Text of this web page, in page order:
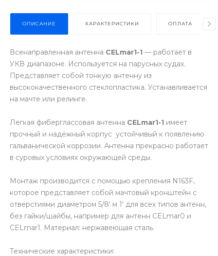
ОПИСАНИЕ ХАРАКТЕРИСТИКИ ОПЛАТА
Всенаправленная антенна CELmar1-1 — работает в
УКВ диапазоне. Используется на парусных судах.
Представляет собой тонкую антенну из
высококачественного стеклопластика. Устанавливается
на мачте или релинге.
Легкая фиберглассовая антенна CELmar1-1 имеет
прочный и надёжный корпус устойчивый к появлению
гальванической коррозии. Антенна прекрасно работает
в суровых условиях окружающей среды.
Монтаж производится с помощью крепления N163F,
которое представляет собой мачтовый кронштейн с
отверстиями диаметром 5/8' м 1' для всех типов антенн,
без гайки/шайбы, например для антенн CELmar0 и
CELmar1. Материал: нержавеющая сталь.
Технические характеристики: